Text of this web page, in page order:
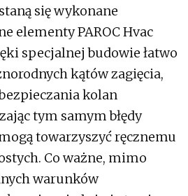
się wykonane
elementy PAROC Hvac
specjalnej budowie łatwo
kątów zagięcia,
kolan
tym samym błędy
towarzyszyć ręcznemu
Co ważne, mimo
warunków